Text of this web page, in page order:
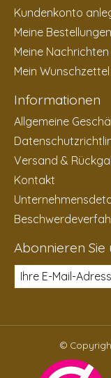
Kundenkonto
Meine Bestellungen
Meine
Mein Wunschzettel
Informationen
Allgemeine
Versand &
Kontakt
Abonnieren
©